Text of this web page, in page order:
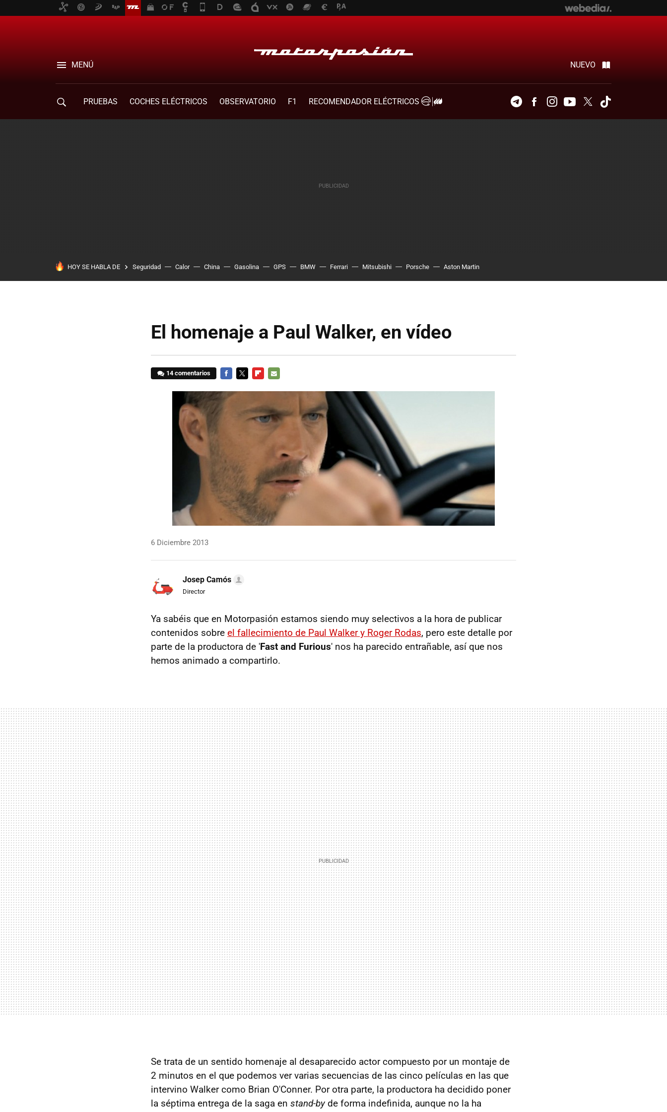
MENÚ NUEVO
PRUEBAS COCHES ELÉCTRICOS OBSERVATORIO F1
RECOMENDADOR ELÉCTRICOS
TelegramFacebookInstagramYoutubeTwitter
HOY SE HABLA DE Seguridad Calor China Gasolina GPS BMW Ferrari Mitsubishi Porsche Aston Martin
El homenaje a Paul Walker, en vídeo
14 comentarios
6 Diciembre 2013
Josep Camós
Director
Ya sabéis que en Motorpasión estamos siendo muy selectivos a la hora de publicar
contenidos sobre el fallecimiento de Paul Walker y Roger Rodas, pero este detalle por
parte de la productora de 'Fast and Furious' nos ha parecido entrañable, así que nos
hemos animado a compartirlo.
Se trata de un sentido homenaje al desaparecido actor compuesto por un montaje de
2 minutos en el que podemos ver varias secuencias de las cinco películas en las que
intervino Walker como Brian O'Conner. Por otra parte, la productora ha decidido poner
la séptima entrega de la saga en stand-by de forma indefinida, aunque no la ha